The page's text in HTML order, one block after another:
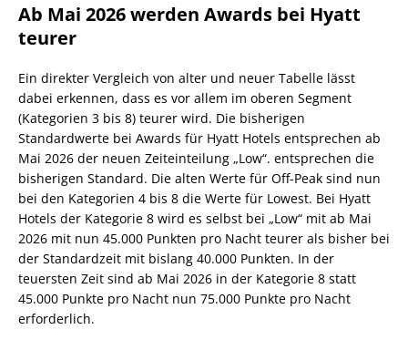
Ab Mai 2026 werden Awards bei Hyatt
teurer
Ein direkter Vergleich von alter und neuer Tabelle lässt
dabei erkennen, dass es vor allem im oberen Segment
(Kategorien 3 bis 8) teurer wird. Die bisherigen
Standardwerte bei Awards für Hyatt Hotels entsprechen ab
Mai 2026 der neuen Zeiteinteilung „Low“. entsprechen die
bisherigen Standard. Die alten Werte für Off-Peak sind nun
bei den Kategorien 4 bis 8 die Werte für Lowest. Bei Hyatt
Hotels der Kategorie 8 wird es selbst bei „Low“ mit ab Mai
2026 mit nun 45.000 Punkten pro Nacht teurer als bisher bei
der Standardzeit mit bislang 40.000 Punkten. In der
teuersten Zeit sind ab Mai 2026 in der Kategorie 8 statt
45.000 Punkte pro Nacht nun 75.000 Punkte pro Nacht
erforderlich.